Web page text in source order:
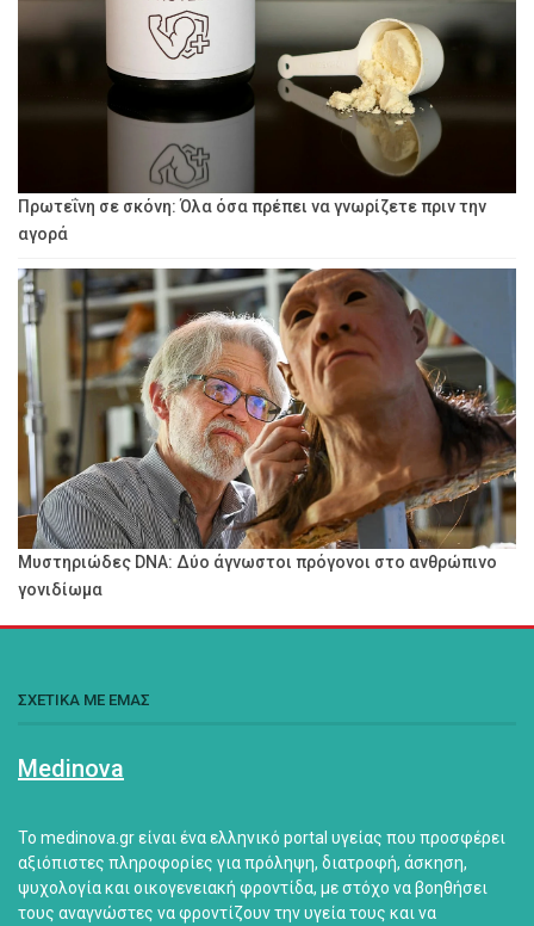
Πρωτεΐνη σε σκόνη: Όλα όσα πρέπει να γνωρίζετε πριν την
αγορά
Μυστηριώδες DNA: Δύο άγνωστοι πρόγονοι στο ανθρώπινο
γονιδίωμα
ΣΧΕΤΙΚΑ ΜΕ ΕΜΑΣ
Medinova
Το medinova.gr είναι ένα ελληνικό portal υγείας που προσφέρει
αξιόπιστες πληροφορίες για πρόληψη, διατροφή, άσκηση,
ψυχολογία και οικογενειακή φροντίδα, με στόχο να βοηθήσει
τους αναγνώστες να φροντίζουν την υγεία τους και να